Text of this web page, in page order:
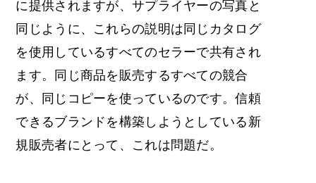
に提供されますが、サプライヤーの写真と
同じように、これらの説明は同じカタログ
を使用しているすべてのセラーで共有され
ます。同じ商品を販売するすべての競合
が、同じコピーを使っているのです。信頼
できるブランドを構築しようとしている新
規販売者にとって、これは問題だ。